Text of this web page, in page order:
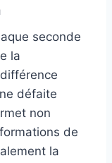
seconde
la
défaite
non
de
la